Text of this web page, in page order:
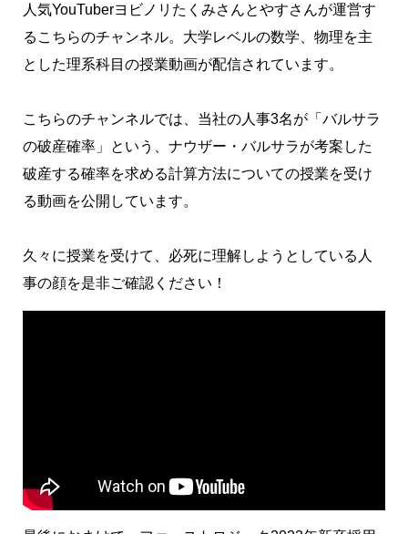
人気YouTuberヨビノリたくみさんとやすさんが運営す
るこちらのチャンネル。大学レベルの数学、物理を主
とした理系科目の授業動画が配信されています。
こちらのチャンネルでは、当社の人事3名が「バルサラ
の破産確率」という、ナウザー・バルサラが考案した
破産する確率を求める計算方法についての授業を受け
る動画を公開しています。
久々に授業を受けて、必死に理解しようとしている人
事の顔を是非ご確認ください！